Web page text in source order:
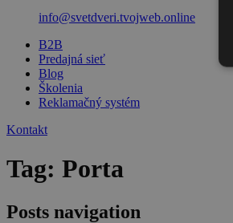
info@svetdveri.tvojweb.online
B2B
Predajná sieť
Blog
Školenia
Reklamačný systém
Kontakt
Tag: Porta
Posts navigation